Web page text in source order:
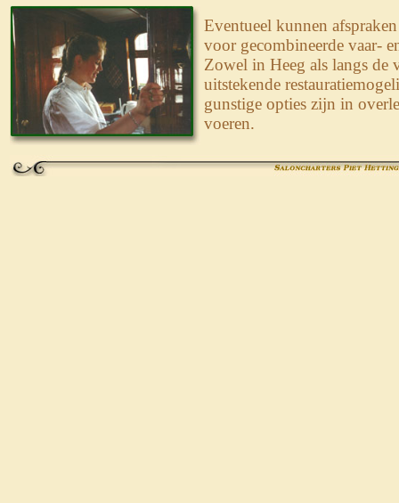
Eventueel kunnen
voor gecombineerde vaar-
Zowel in Heeg als langs de
uitstekende
gunstige opties zijn in
voeren.